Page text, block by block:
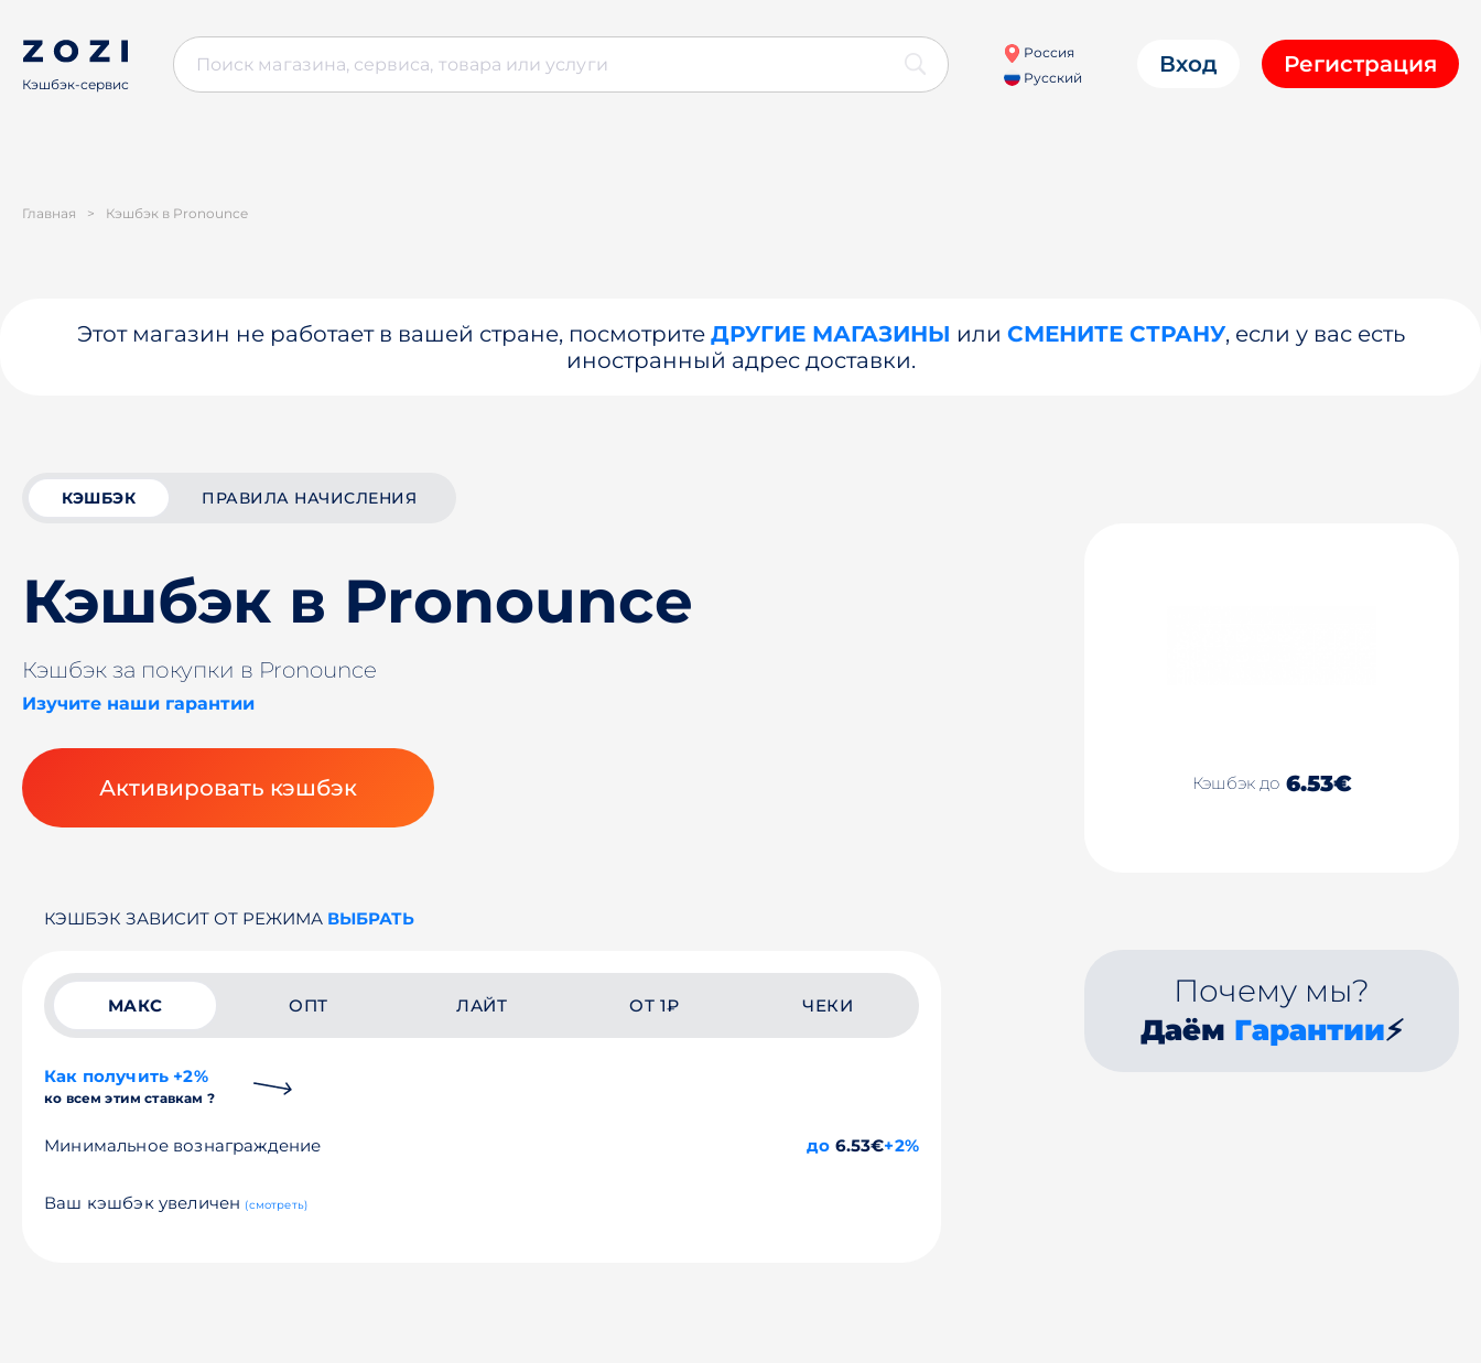
Кэшбэк-сервис
Россия
Русский
Вход Регистрация
Главная > Кэшбэк в Pronounce
Этот магазин не работает в вашей стране, посмотрите ДРУГИЕ МАГАЗИНЫ или СМЕНИТЕ СТРАНУ, если у вас есть
иностранный адрес доставки.
КЭШБЭК ПРАВИЛА НАЧИСЛЕНИЯ
Кэшбэк в Pronounce
Кэшбэк за покупки в Pronounce
Изучите наши гарантии
Активировать кэшбэк Кэшбэк до 6.53€
КЭШБЭК ЗАВИСИТ ОТ РЕЖИМА ВЫБРАТЬ
МАКС ОПТ ЛАЙТ ОТ 1₽ ЧЕКИ
Как получить +2%
ко всем этим ставкам ?
Минимальное вознаграждение до 6.53€+2%
Ваш кэшбэк увеличен (смотреть)
Почему мы?
Даём Гарантии⚡